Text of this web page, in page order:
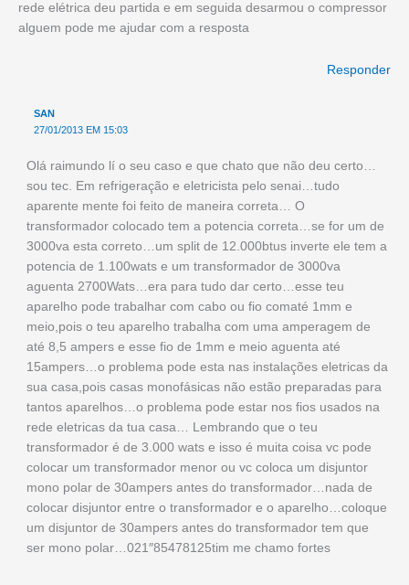
rede elétrica deu partida e em seguida desarmou o compressor
alguem pode me ajudar com a resposta
Responder
SAN
27/01/2013 EM 15:03
Olá raimundo lí o seu caso e que chato que não deu certo…
sou tec. Em refrigeração e eletricista pelo senai…tudo
aparente mente foi feito de maneira correta… O
transformador colocado tem a potencia correta…se for um de
3000va esta correto…um split de 12.000btus inverte ele tem a
potencia de 1.100wats e um transformador de 3000va
aguenta 2700Wats…era para tudo dar certo…esse teu
aparelho pode trabalhar com cabo ou fio comaté 1mm e
meio,pois o teu aparelho trabalha com uma amperagem de
até 8,5 ampers e esse fio de 1mm e meio aguenta até
15ampers…o problema pode esta nas instalações eletricas da
sua casa,pois casas monofásicas não estão preparadas para
tantos aparelhos…o problema pode estar nos fios usados na
rede eletricas da tua casa… Lembrando que o teu
transformador é de 3.000 wats e isso é muita coisa vc pode
colocar um transformador menor ou vc coloca um disjuntor
mono polar de 30ampers antes do transformador…nada de
colocar disjuntor entre o transformador e o aparelho…coloque
um disjuntor de 30ampers antes do transformador tem que
ser mono polar…021″85478125tim me chamo fortes